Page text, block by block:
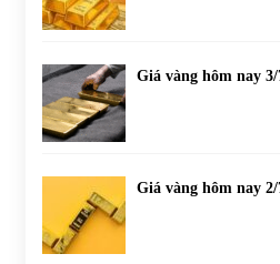
Giá vàng hôm nay
Giá vàng hôm nay